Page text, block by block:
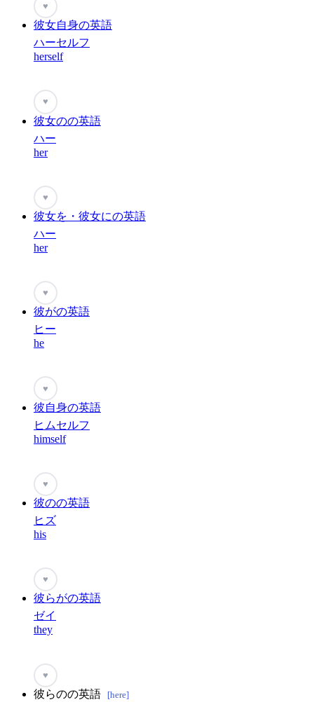
♥
彼女自身の英語
ハーセルフ
herself
♥
彼女のの英語
ハー
her
♥
彼女を・彼女にの英語
ハー
her
♥
彼がの英語
ヒー
he
♥
彼自身の英語
ヒムセルフ
himself
♥
彼のの英語
ヒズ
his
♥
彼らがの英語
ゼイ
they
♥
彼らのの英語 [here]